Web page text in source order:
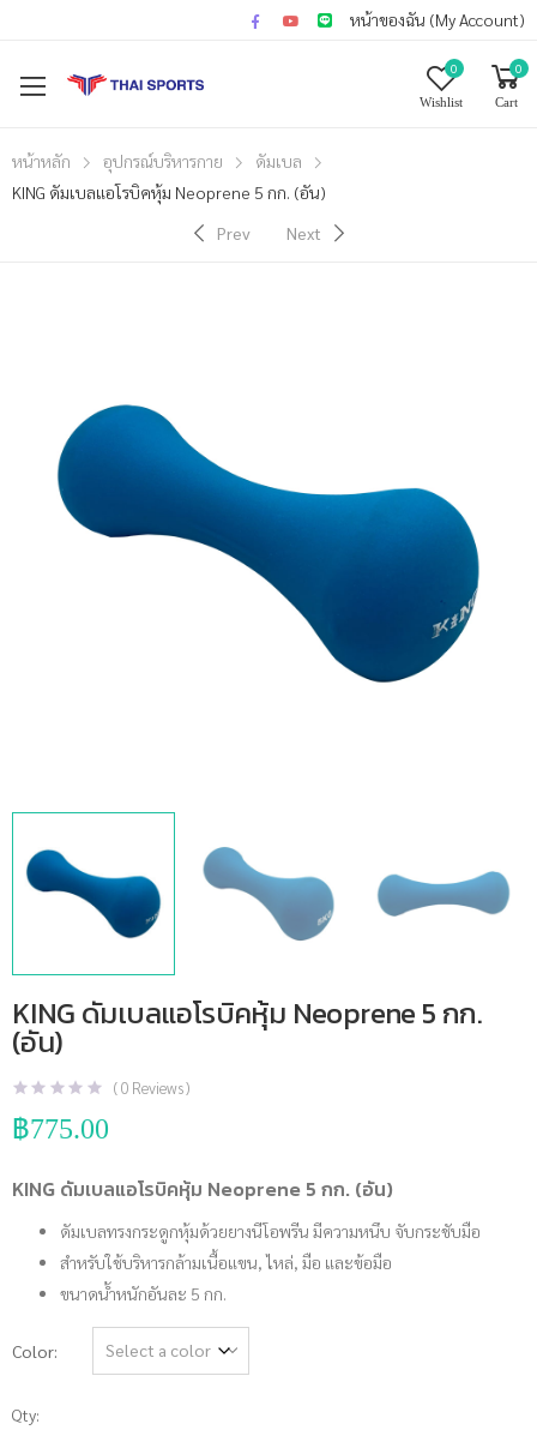
หน้าของฉัน (My Account)
0
Wishlist
0
Cart
หน้าหลัก อุปกรณ์บริหารกาย
ดัมเบล
KING ดัมเบลแอโรบิคหุ้ม Neoprene 5 กก. (อัน)
Prev
Next
KING ดัมเบลแอโรบิคหุ้ม Neoprene 5 กก.
(อัน)
(0 Reviews )
฿775.00
KING ดัมเบลแอโรบิคหุ้ม Neoprene 5 กก. (อัน)
ดัมเบลทรงกระดูกหุ้มด้วยยางนีโอพรีน มีความหนึบ จับกระชับมือ
สำหรับใช้บริหารกล้ามเนื้อแขน, ไหล่, มือ และข้อมือ
ขนาดน้ำหนักอันละ 5 กก.
Color
Qty:
จำนวน